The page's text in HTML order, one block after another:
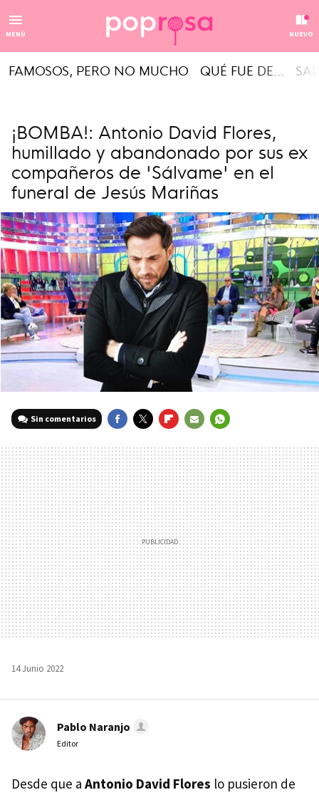
MENÚ NUEVO
FAMOSOS, PERO NO MUCHO QUÉ FUE DE...
¡BOMBA!: Antonio David Flores,
humillado y abandonado por sus ex
compañeros de 'Sálvame' en el
funeral de Jesús Mariñas
Sin comentarios
MAIL
14 Junio 2022
Pablo Naranjo
Editor
Desde que a Antonio David Flores lo pusieron de